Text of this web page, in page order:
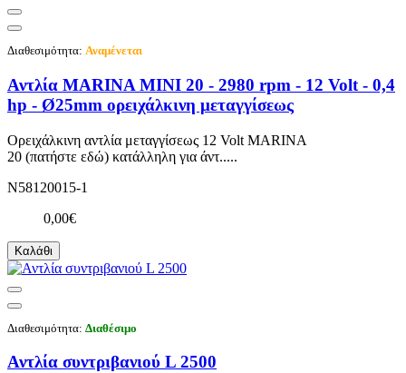
Διαθεσιμότητα: Αναμένεται
Αντλία MARINA MINI 20 - 2980 rpm - 12 Volt - 0,4
hp - Ø25mm ορειχάλκινη μεταγγίσεως
Ορειχάλκινη αντλία μεταγγίσεως 12 Volt MARINA
20 (πατήστε εδώ) κατάλληλη για άντ.....
N58120015-1
0,00€
Καλάθι
Διαθεσιμότητα: Διαθέσιμο
Αντλία συντριβανιού L 2500